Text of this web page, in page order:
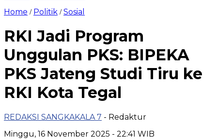
Home / Politik /Sosial
RKI Jadi Program
Unggulan PKS: BIPEKA
PKS Jateng Studi Tiru ke
RKI Kota Tegal
REDAKSI SANGKAKALA 7 - Redaktur
Minggu, 16 November 2025 - 22:41 WIB